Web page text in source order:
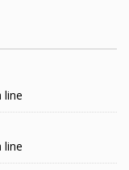
line
line